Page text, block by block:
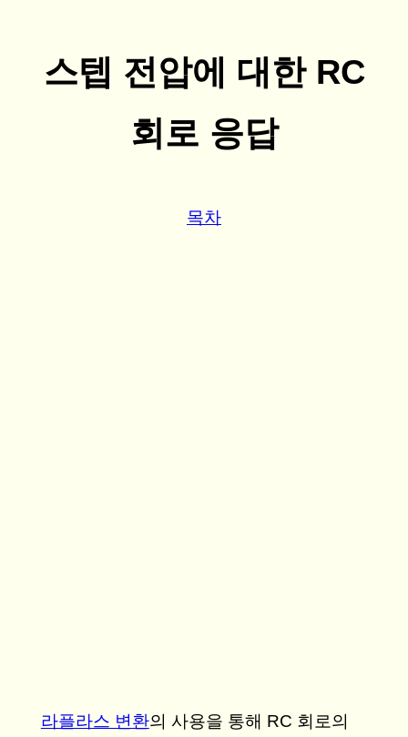
스텝 전압에 대한 RC
회로 응답
목차
라플라스 변환의 사용을 통해 RC 회로의